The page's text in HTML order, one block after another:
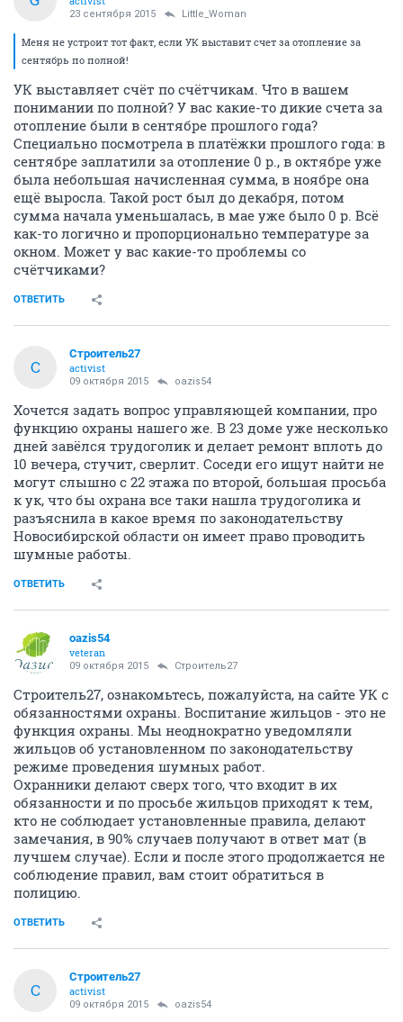
23 сентября 2015 Little_Woman
Меня не устроит тот факт, если УК выставит счет за отопление за
сентябрь по полной!
УК выставляет счёт по счётчикам. Что в вашем
понимании по полной? У вас какие-то дикие счета за
отопление были в сентябре прошлого года?
Специально посмотрела в платёжки прошлого года: в
сентябре заплатили за отопление 0 р., в октябре уже
была небольшая начисленная сумма, в ноябре она
ещё выросла. Такой рост был до декабря, потом
сумма начала уменьшалась, в мае уже было 0 р. Всё
как-то логично и пропорционально температуре за
окном. Может у вас какие-то проблемы со
счётчиками?
ОТВЕТИТЬ
С
Строитель27
activist
09 октября 2015 oazis54
Хочется задать вопрос управляющей компании, про
функцию охраны нашего же. В 23 доме уже несколько
дней завёлся трудоголик и делает ремонт вплоть до
10 вечера, стучит, сверлит. Соседи его ищут найти не
могут слышно с 22 этажа по второй, большая просьба
к ук, что бы охрана все таки нашла трудоголика и
разъяснила в какое время по законодательству
Новосибирской области он имеет право проводить
шумные работы.
ОТВЕТИТЬ
oazis54
veteran
09 октября 2015 Строитель27
Строитель27, ознакомьтесь, пожалуйста, на сайте УК с
обязанностями охраны. Воспитание жильцов - это не
функция охраны. Мы неоднократно уведомляли
жильцов об установленном по законодательству
режиме проведения шумных работ.
Охранники делают сверх того, что входит в их
обязанности и по просьбе жильцов приходят к тем,
кто не соблюдает установленные правила, делают
замечания, в 90% случаев получают в ответ мат (в
лучшем случае). Если и после этого продолжается не
соблюдение правил, вам стоит обратиться в
полицию.
ОТВЕТИТЬ
С
Строитель27
activist
09 октября 2015 oazis54